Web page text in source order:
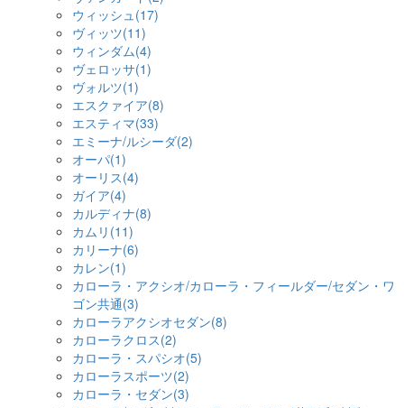
ウィッシュ(17)
ヴィッツ(11)
ウィンダム(4)
ヴェロッサ(1)
ヴォルツ(1)
エスクァイア(8)
エスティマ(33)
エミーナ/ルシーダ(2)
オーパ(1)
オーリス(4)
ガイア(4)
カルディナ(8)
カムリ(11)
カリーナ(6)
カレン(1)
カローラ・アクシオ/カローラ・フィールダー/セダン・ワ
ゴン共通(3)
カローラアクシオセダン(8)
カローラクロス(2)
カローラ・スパシオ(5)
カローラスポーツ(2)
カローラ・セダン(3)